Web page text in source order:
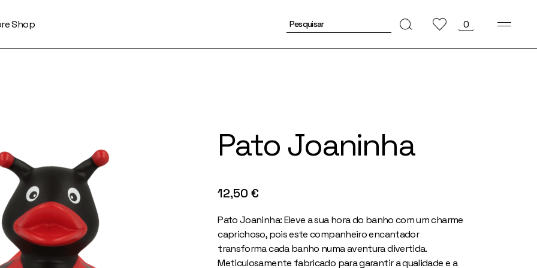
Shop Pesquisar
por: 0
Pato Joaninha
12,50€
Pato Joaninha: Eleve a sua hora do banho com um charme
caprichoso, pois este companheiro encantador
transforma cada banho numa aventura divertida.
Meticulosamente fabricado para garantir a qualidade e a